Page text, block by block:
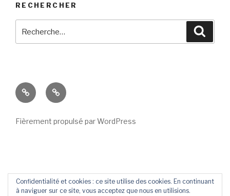
RECHERCHER
pour
ContactLivre
D’Or
Fièrement propulsé par WordPress
Confidentialité et cookies : ce site utilise des cookies. En continuant
à naviguer sur ce site, vous acceptez que nous en utilisions.